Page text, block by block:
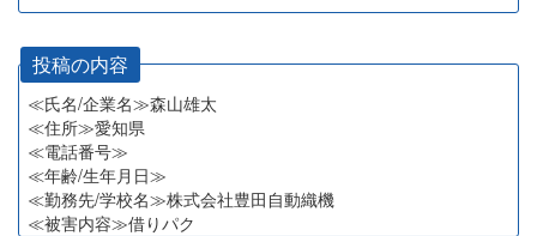
投稿の内容
≪氏名/企業名≫森山雄太
≪住所≫愛知県
≪電話番号≫
≪年齢/生年月日≫
≪勤務先/学校名≫株式会社豊田自動織機
≪被害内容≫借りパク